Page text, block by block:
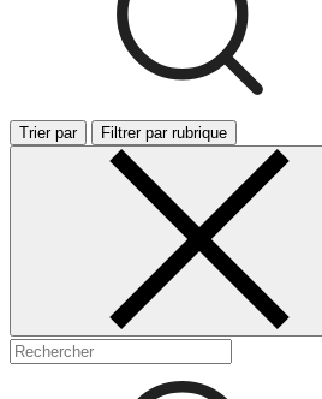
Trier par Filtrer par rubrique